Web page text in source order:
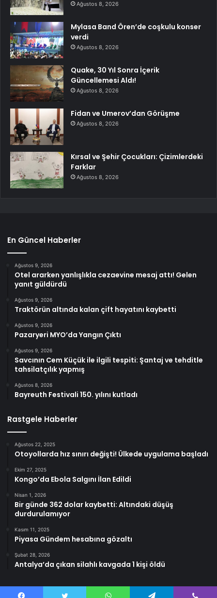
Ağustos 8, 2026
Mylasa Band Ören’de coşkulu konser
verdi
Ağustos 8, 2026
Quake, 30 Yıl Sonra İçerik
Güncellemesi Aldı!
Ağustos 8, 2026
Fidan ve Umerov’dan Görüşme
Ağustos 8, 2026
Kırsal ve Şehir Çocukları: Çizimlerdeki
Farklar
Ağustos 8, 2026
En Güncel Haberler
Ağustos 9, 2026
Otel ararken yanlışlıkla cezaevine mesaj attı! Gelen
yanıt güldürdü
Ağustos 9, 2026
Traktörün altında kalan çift hayatını kaybetti
Ağustos 9, 2026
Pazaryeri MYO’da Yangın Çıktı
Ağustos 9, 2026
Savcının Cem Küçük ile ilgili tespiti: Şantaj ve tehditle
tahsilatçılık yapmış
Ağustos 8, 2026
Bayreuth Festivali 150. yılını kutladı
Rastgele Haberler
Ağustos 22, 2025
Otoyollarda hız sınırı değişti! Ülkede uygulama başladı
Ekim 27, 2025
Kongo’da Ebola Salgını İlan Edildi
Nisan 1, 2026
Bir günde 362 dolar kaybetti: Altındaki düşüş
durdurulamıyor
Kasım 11, 2025
Piyasa Gündem hesabına gözaltı
Şubat 28, 2026
Antalya’da çıkan silahlı kavgada 1 kişi öldü